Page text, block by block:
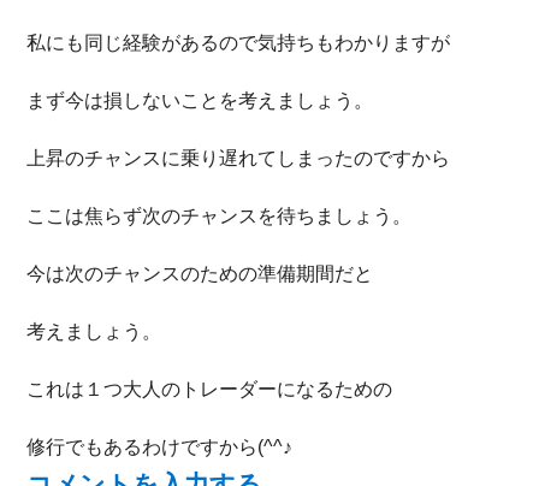
私にも同じ経験があるので気持ちもわかりますが
まず今は損しないことを考えましょう。
上昇のチャンスに乗り遅れてしまったのですから
ここは焦らず次のチャンスを待ちましょう。
今は次のチャンスのための準備期間だと
考えましょう。
これは１つ大人のトレーダーになるための
修行でもあるわけですから(^^♪